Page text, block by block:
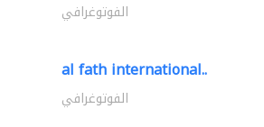
الفوتوغرافي
al fath international..
الفوتوغرافي